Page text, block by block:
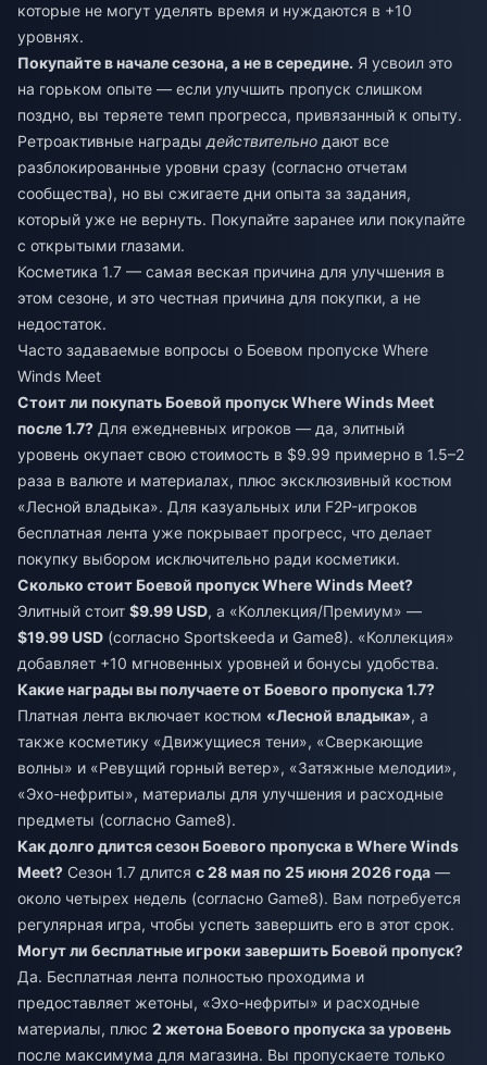
которые не могут уделять время и нуждаются в +10
уровнях.
Покупайте в начале сезона, а не в середине. Я усвоил это
на горьком опыте — если улучшить пропуск слишком
поздно, вы теряете темп прогресса, привязанный к опыту.
Ретроактивные награды действительно дают все
разблокированные уровни сразу (согласно отчетам
сообщества), но вы сжигаете дни опыта за задания,
который уже не вернуть. Покупайте заранее или покупайте
с открытыми глазами.
Косметика 1.7 — самая веская причина для улучшения в
этом сезоне, и это честная причина для покупки, а не
недостаток.
Часто задаваемые вопросы о Боевом пропуске Where
Winds Meet
Стоит ли покупать Боевой пропуск Where Winds Meet
после 1.7? Для ежедневных игроков — да, элитный
уровень окупает свою стоимость в $9.99 примерно в 1.5–2
раза в валюте и материалах, плюс эксклюзивный костюм
«Лесной владыка». Для казуальных или F2P-игроков
бесплатная лента уже покрывает прогресс, что делает
покупку выбором исключительно ради косметики.
Сколько стоит Боевой пропуск Where Winds Meet?
Элитный стоит $9.99 USD, а «Коллекция/Премиум» —
$19.99 USD (согласно Sportskeeda и Game8). «Коллекция»
добавляет +10 мгновенных уровней и бонусы удобства.
Какие награды вы получаете от Боевого пропуска 1.7?
Платная лента включает костюм «Лесной владыка», а
также косметику «Движущиеся тени», «Сверкающие
волны» и «Ревущий горный ветер», «Затяжные мелодии»,
«Эхо-нефриты», материалы для улучшения и расходные
предметы (согласно Game8).
Как долго длится сезон Боевого пропуска в Where Winds
Meet? Сезон 1.7 длится с 28 мая по 25 июня 2026 года —
около четырех недель (согласно Game8). Вам потребуется
регулярная игра, чтобы успеть завершить его в этот срок.
Могут ли бесплатные игроки завершить Боевой пропуск?
Да. Бесплатная лента полностью проходима и
предоставляет жетоны, «Эхо-нефриты» и расходные
материалы, плюс 2 жетона Боевого пропуска за уровень
после максимума для магазина. Вы пропускаете только